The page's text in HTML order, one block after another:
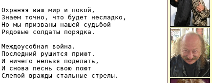
Охраняя ваш мир и покой,
Знаем точно, что будет несладко,
Но мы призваны нашей судьбой -
Рядовые солдаты порядка.
Междоусобная война.
Последний рушится приют.
И ничего нельзя поделать,
И снова песнь свою поют
Слепой вражды стальные стрелы.